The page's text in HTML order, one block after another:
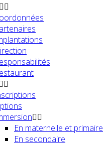
En maternelle et primaire
En secondaire